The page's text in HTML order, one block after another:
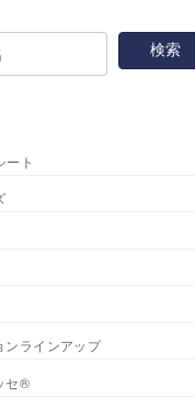
ート
ンラインアップ
セ®